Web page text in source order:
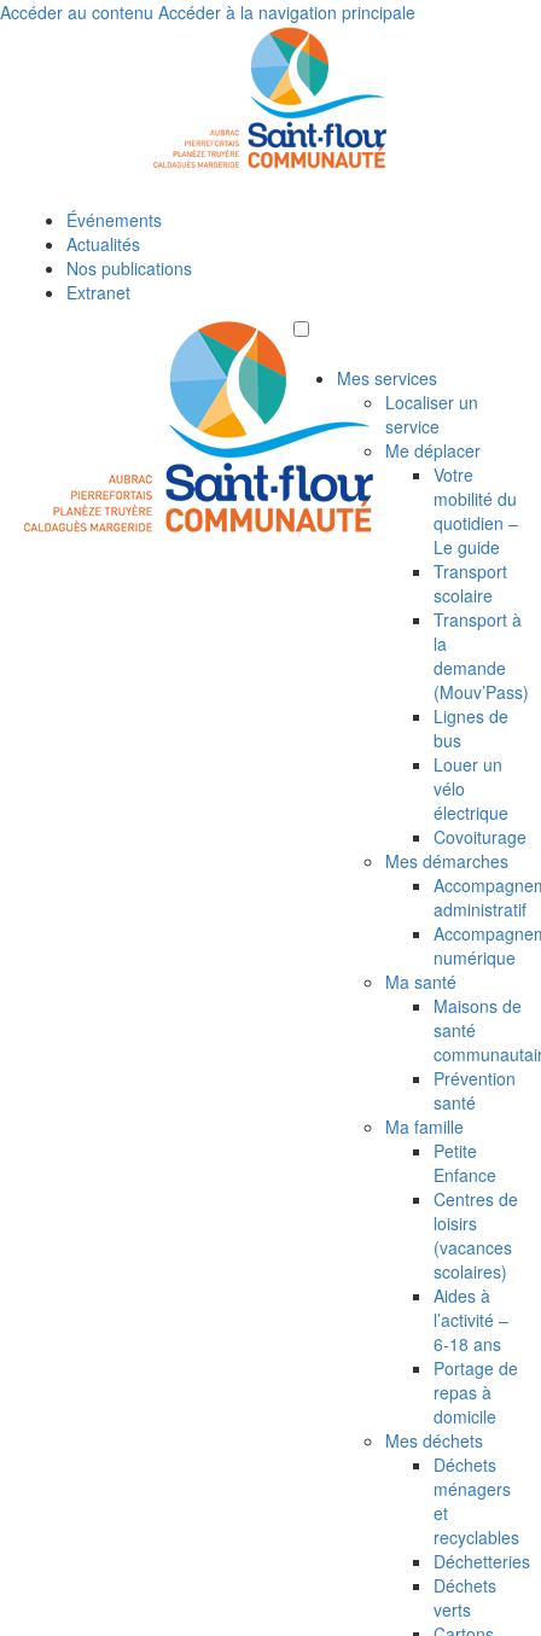
Accéder au contenu Accéder à la navigation principale
Événements
Actualités
Nos publications
Extranet
Mes services
Localiser un
service
Me déplacer
Votre
mobilité du
quotidien –
Le guide
Transport
scolaire
Transport à
la
demande
(Mouv’Pass)
Lignes de
bus
Louer un
vélo
électrique
Covoiturage
Mes démarches
administratif
numérique
Ma santé
Maisons de
santé
Prévention
santé
Ma famille
Petite
Enfance
Centres de
loisirs
(vacances
scolaires)
Aides à
l’activité –
6-18 ans
Portage de
repas à
domicile
Mes déchets
Déchets
ménagers
et
recyclables
Déchetteries
Déchets
verts